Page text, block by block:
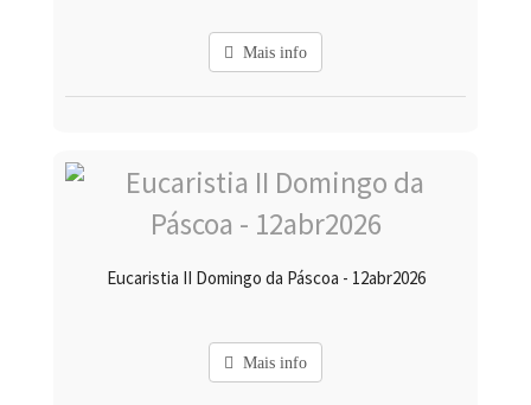
Mais info
Eucaristia II Domingo da Páscoa - 12abr2026
Mais info